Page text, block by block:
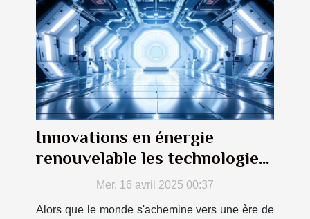
Innovations en énergie
renouvelable les technologies
émergentes de 2023
Mer. 16 avril 2025 00:37
Alors que le monde s'achemine vers une ère de